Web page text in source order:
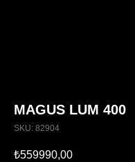
MAGUS LUM 400
SKU: 82904
₺559990,00